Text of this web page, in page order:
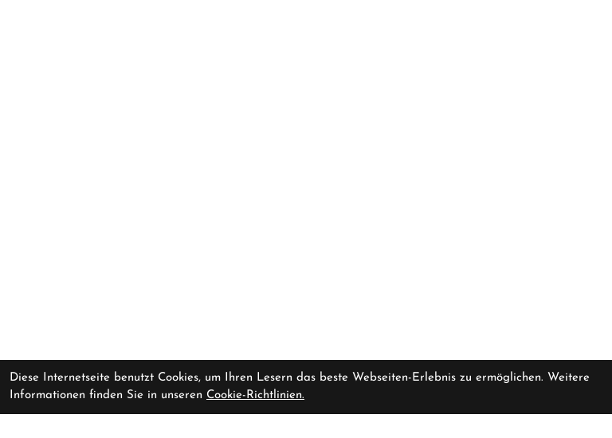
Diese Internetseite benutzt Cookies, um Ihren Lesern das beste Webseiten-Erlebnis zu ermöglichen. Weitere
Informationen finden Sie in unseren Cookie-Richtlinien.